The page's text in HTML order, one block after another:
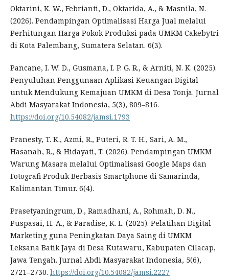
Oktarini, K. W., Febrianti, D., Oktarida, A., & Masnila, N.
(2026). Pendampingan Optimalisasi Harga Jual melalui
Perhitungan Harga Pokok Produksi pada UMKM Cakebytri
di Kota Palembang, Sumatera Selatan. 6(3).
Pancane, I. W. D., Gusmana, I. P. G. R., & Arniti, N. K. (2025).
Penyuluhan Penggunaan Aplikasi Keuangan Digital
untuk Mendukung Kemajuan UMKM di Desa Tonja. Jurnal
Abdi Masyarakat Indonesia, 5(3), 809–816.
https://doi.org/10.54082/jamsi.1793
Pranesty, T. K., Azmi, R., Puteri, R. T. H., Sari, A. M.,
Hasanah, R., & Hidayati, T. (2026). Pendampingan UMKM
Warung Masara melalui Optimalisasi Google Maps dan
Fotografi Produk Berbasis Smartphone di Samarinda,
Kalimantan Timur. 6(4).
Prasetyaningrum, D., Ramadhani, A., Rohmah, D. N.,
Puspasai, H. A., & Paradise, K. L. (2025). Pelatihan Digital
Marketing guna Peningkatan Daya Saing di UMKM
Leksana Batik Jaya di Desa Kutawaru, Kabupaten Cilacap,
Jawa Tengah. Jurnal Abdi Masyarakat Indonesia, 5(6),
2721–2730. https://doi.org/10.54082/jamsi.2227